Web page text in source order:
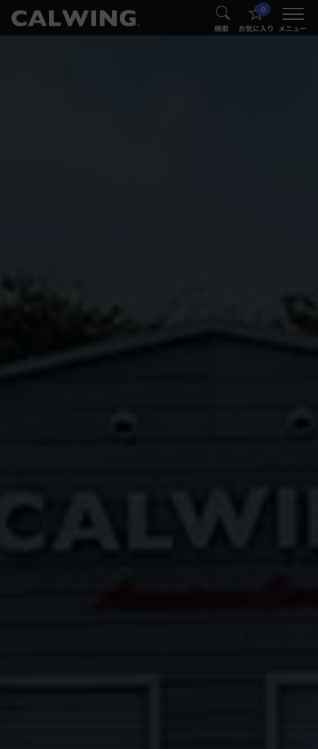
® 検索
0
お気に入り メニュー
®